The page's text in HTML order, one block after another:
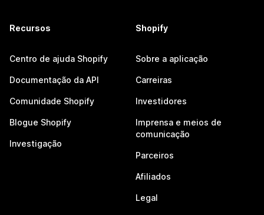
Recursos
Centro de ajuda Shopify
Documentação da API
Comunidade Shopify
Blogue Shopify
Investigação
Shopify
Sobre a aplicação
Carreiras
Investidores
Imprensa e meios de
comunicação
Parceiros
Afiliados
Legal